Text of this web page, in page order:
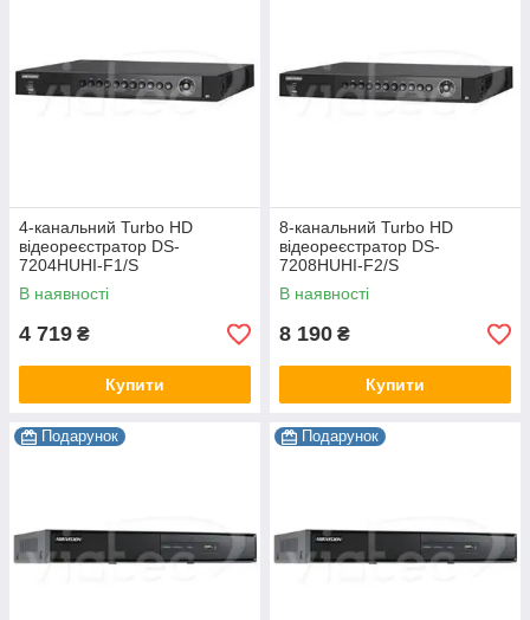
4-канальний Turbo HD
відеореєстратор DS-
7204HUHI-F1/S
В наявності
4 719 ₴
Купити
8-канальний Turbo HD
відеореєстратор DS-
7208HUHI-F2/S
В наявності
8 190 ₴
Купити
Подарунок Подарунок